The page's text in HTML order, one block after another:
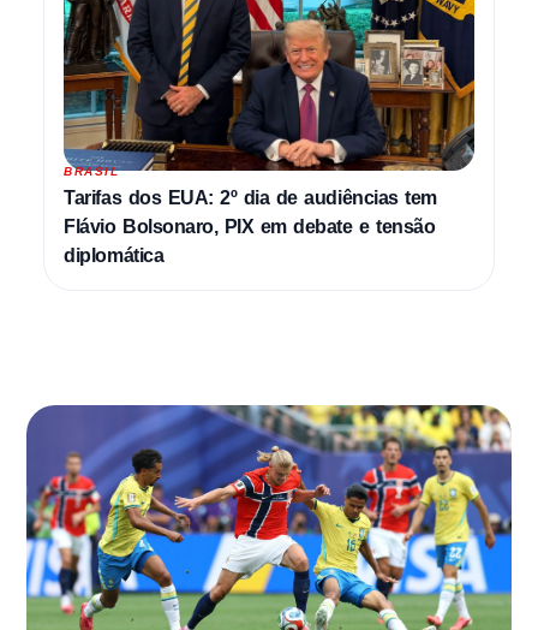
BRASIL
Tarifas dos EUA: 2º dia de audiências tem
Flávio Bolsonaro, PIX em debate e tensão
diplomática